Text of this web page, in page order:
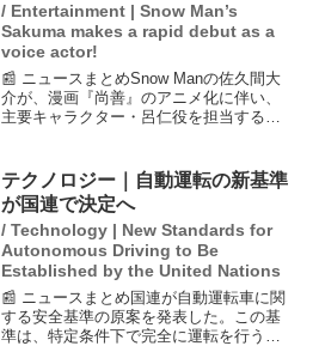
/ Entertainment | Snow Man’s
Sakuma makes a rapid debut as a
voice actor!
📰 ニュースまとめSnow Manの佐久間大
介が、漫画『尚善』のアニメ化に伴い、
主要キャラクター・呂仁役を担当するこ
アニメ声優としての活動が増加していま
す。彼は演技...
テクノロジー｜自動運転の新基準
が国連で決定へ
/ Technology | New Standards for
Autonomous Driving to Be
Established by the United Nations
📰 ニュースまとめ国連が自動運転車に関
する安全基準の原案を発表した。この基
準は、特定条件下で完全に運転を行う